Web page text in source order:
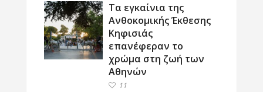
Τα εγκαίνια της
Ανθοκομικής Έκθεσης
Κηφισιάς
επανέφεραν το
χρώμα στη ζωή των
Αθηνών
11